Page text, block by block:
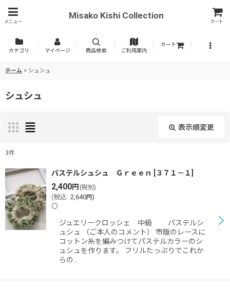
メニュー
Misako Kishi Collection
カート
カテゴリ マイページ 商品検索 ご利用案内
カート
ホーム > シュシュ
シュシュ
表示順変更
表示数:
並び順:
絞り込む
3件
パステルシュシュ Ｇｒｅｅｎ ３７１－１
2,400円 (税別)
(税込 : 2,640円)
〇
ジュエリークロッシェ 中級 パステルシ
ュシュ （ご本人のコメント） 市販のレースに
コットン糸を編みつけてパステルカラーのシ
ュシュを作ります。 フリルたっぷりでこれか
らの…